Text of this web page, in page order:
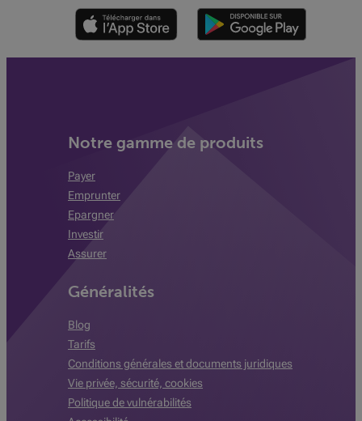
Notre gamme de produits
Payer
Emprunter
Epargner
Investir
Assurer
Généralités
Blog
Tarifs
Conditions générales et documents juridiques
Vie privée, sécurité, cookies
Politique de vulnérabilités